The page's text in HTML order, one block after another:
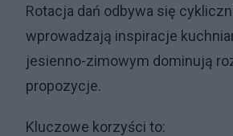
Rotacja dań odbywa się
wprowadzają inspiracje
jesienno-zimowym dominują
propozycje.
Kluczowe korzyści to: